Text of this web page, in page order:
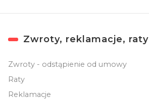
Linki w stopce
Zwroty, reklamacje, raty
Zwroty - odstąpienie od umowy
Raty
Reklamacje